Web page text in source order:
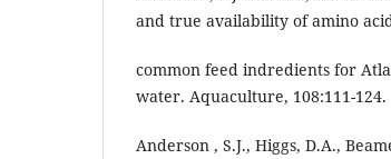
and true availability of amino
common feed indredients for
water. Aquaculture, 108:111-124.
Anderson , S.J., Higgs, D.A.,